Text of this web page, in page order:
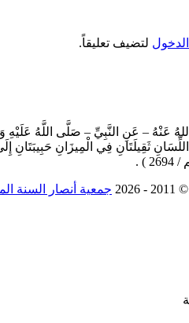
لتضيف تعليقاً.
عَنْهُ – عَنِ النَّبِيِّ – صَلَّى اللَّهُ عَلَيْهِ
ثَقِيلَتَانِ فِي الْمِيزَانِ حَبِيبَتَانِ
جمعية أنصار السنة